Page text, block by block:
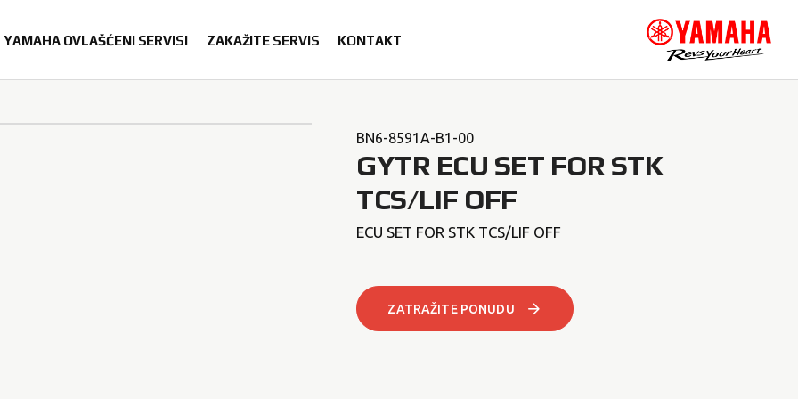
YAMAHA OVLAŠĆENI SERVISI ZAKAŽITE SERVIS KONTAKT
BN6-8591A-B1-00
GYTR ECU SET FOR STK
TCS/LIF OFF
ECU SET FOR STK TCS/LIF OFF
ZATRAŽITE PONUDU